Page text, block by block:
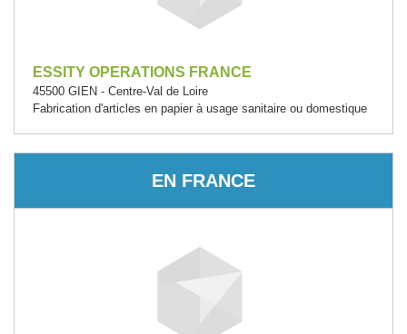
ESSITY OPERATIONS FRANCE
45500 GIEN - Centre-Val de Loire
Fabrication d'articles en papier à usage sanitaire ou domestique
EN FRANCE